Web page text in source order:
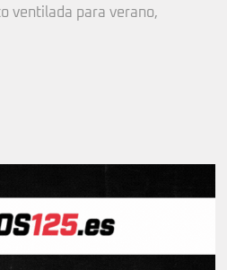
ventilada para verano,